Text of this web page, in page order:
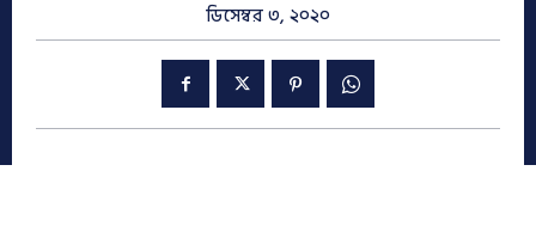
ডিসেম্বর ৩, ২০২০